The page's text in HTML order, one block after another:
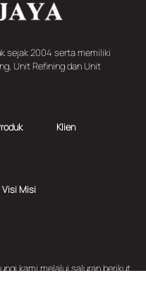
sejak 2004 serta memiliki
Unit Refining dan Unit
Klien
Visi Misi
kami melalui saluran berikut